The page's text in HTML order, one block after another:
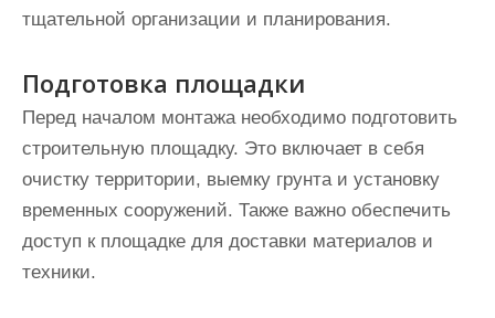
тщательной организации и планирования.
Подготовка площадки
Перед началом монтажа необходимо подготовить
строительную площадку. Это включает в себя
очистку территории, выемку грунта и установку
временных сооружений. Также важно обеспечить
доступ к площадке для доставки материалов и
техники.